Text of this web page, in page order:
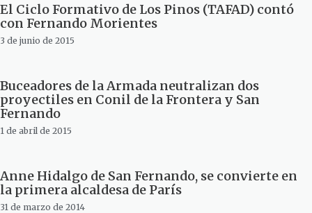
El Ciclo Formativo de Los Pinos (TAFAD) contó
con Fernando Morientes
3 de junio de 2015
Buceadores de la Armada neutralizan dos
proyectiles en Conil de la Frontera y San
Fernando
1 de abril de 2015
Anne Hidalgo de San Fernando, se convierte en
la primera alcaldesa de París
31 de marzo de 2014